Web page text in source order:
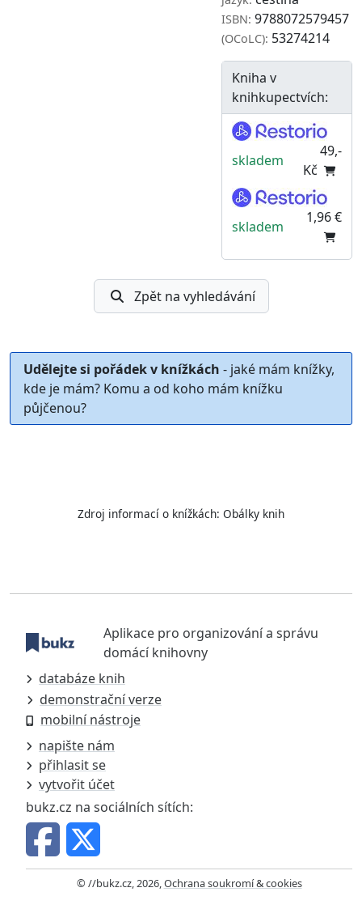
ISBN: 9788072579457
(OCoLC): 53274214
Kniha v
knihkupectvích:
skladem
49,-
Kč
skladem
1,96 €
Zpět na vyhledávání
Udělejte si pořádek v knížkách - jaké mám knížky,
kde je mám? Komu a od koho mám knížku
půjčenou?
Zdroj informací o knížkách: Obálky knih
Aplikace pro organizování a správu
domácí knihovny
databáze knih
demonstrační verze
mobilní nástroje
napište nám
přihlasit se
vytvořit účet
bukz.cz na sociálních sítích:
© //bukz.cz, 2026,Ochrana soukromí & cookies